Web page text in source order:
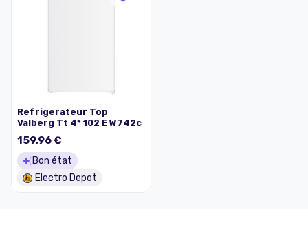
Refrigerateur Top
Valberg Tt 4* 102 E W742c
159,96 €
Bon état
Electro Depot